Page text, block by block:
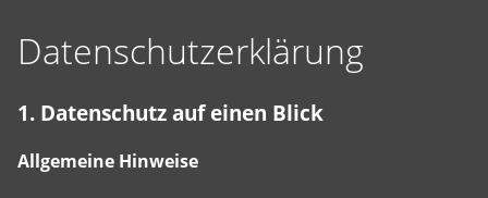
Alter
von
bis
17
die
Datenschutzerklärung
1. Datenschutz auf einen Blick
Allgemeine Hinweise